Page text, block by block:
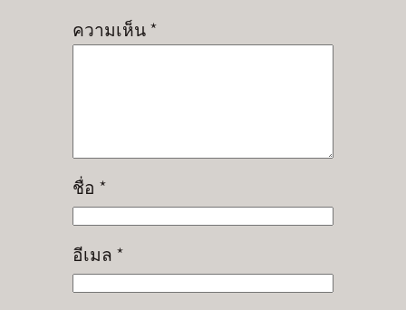
ความเห็น*
ชื่อ *
อีเมล *